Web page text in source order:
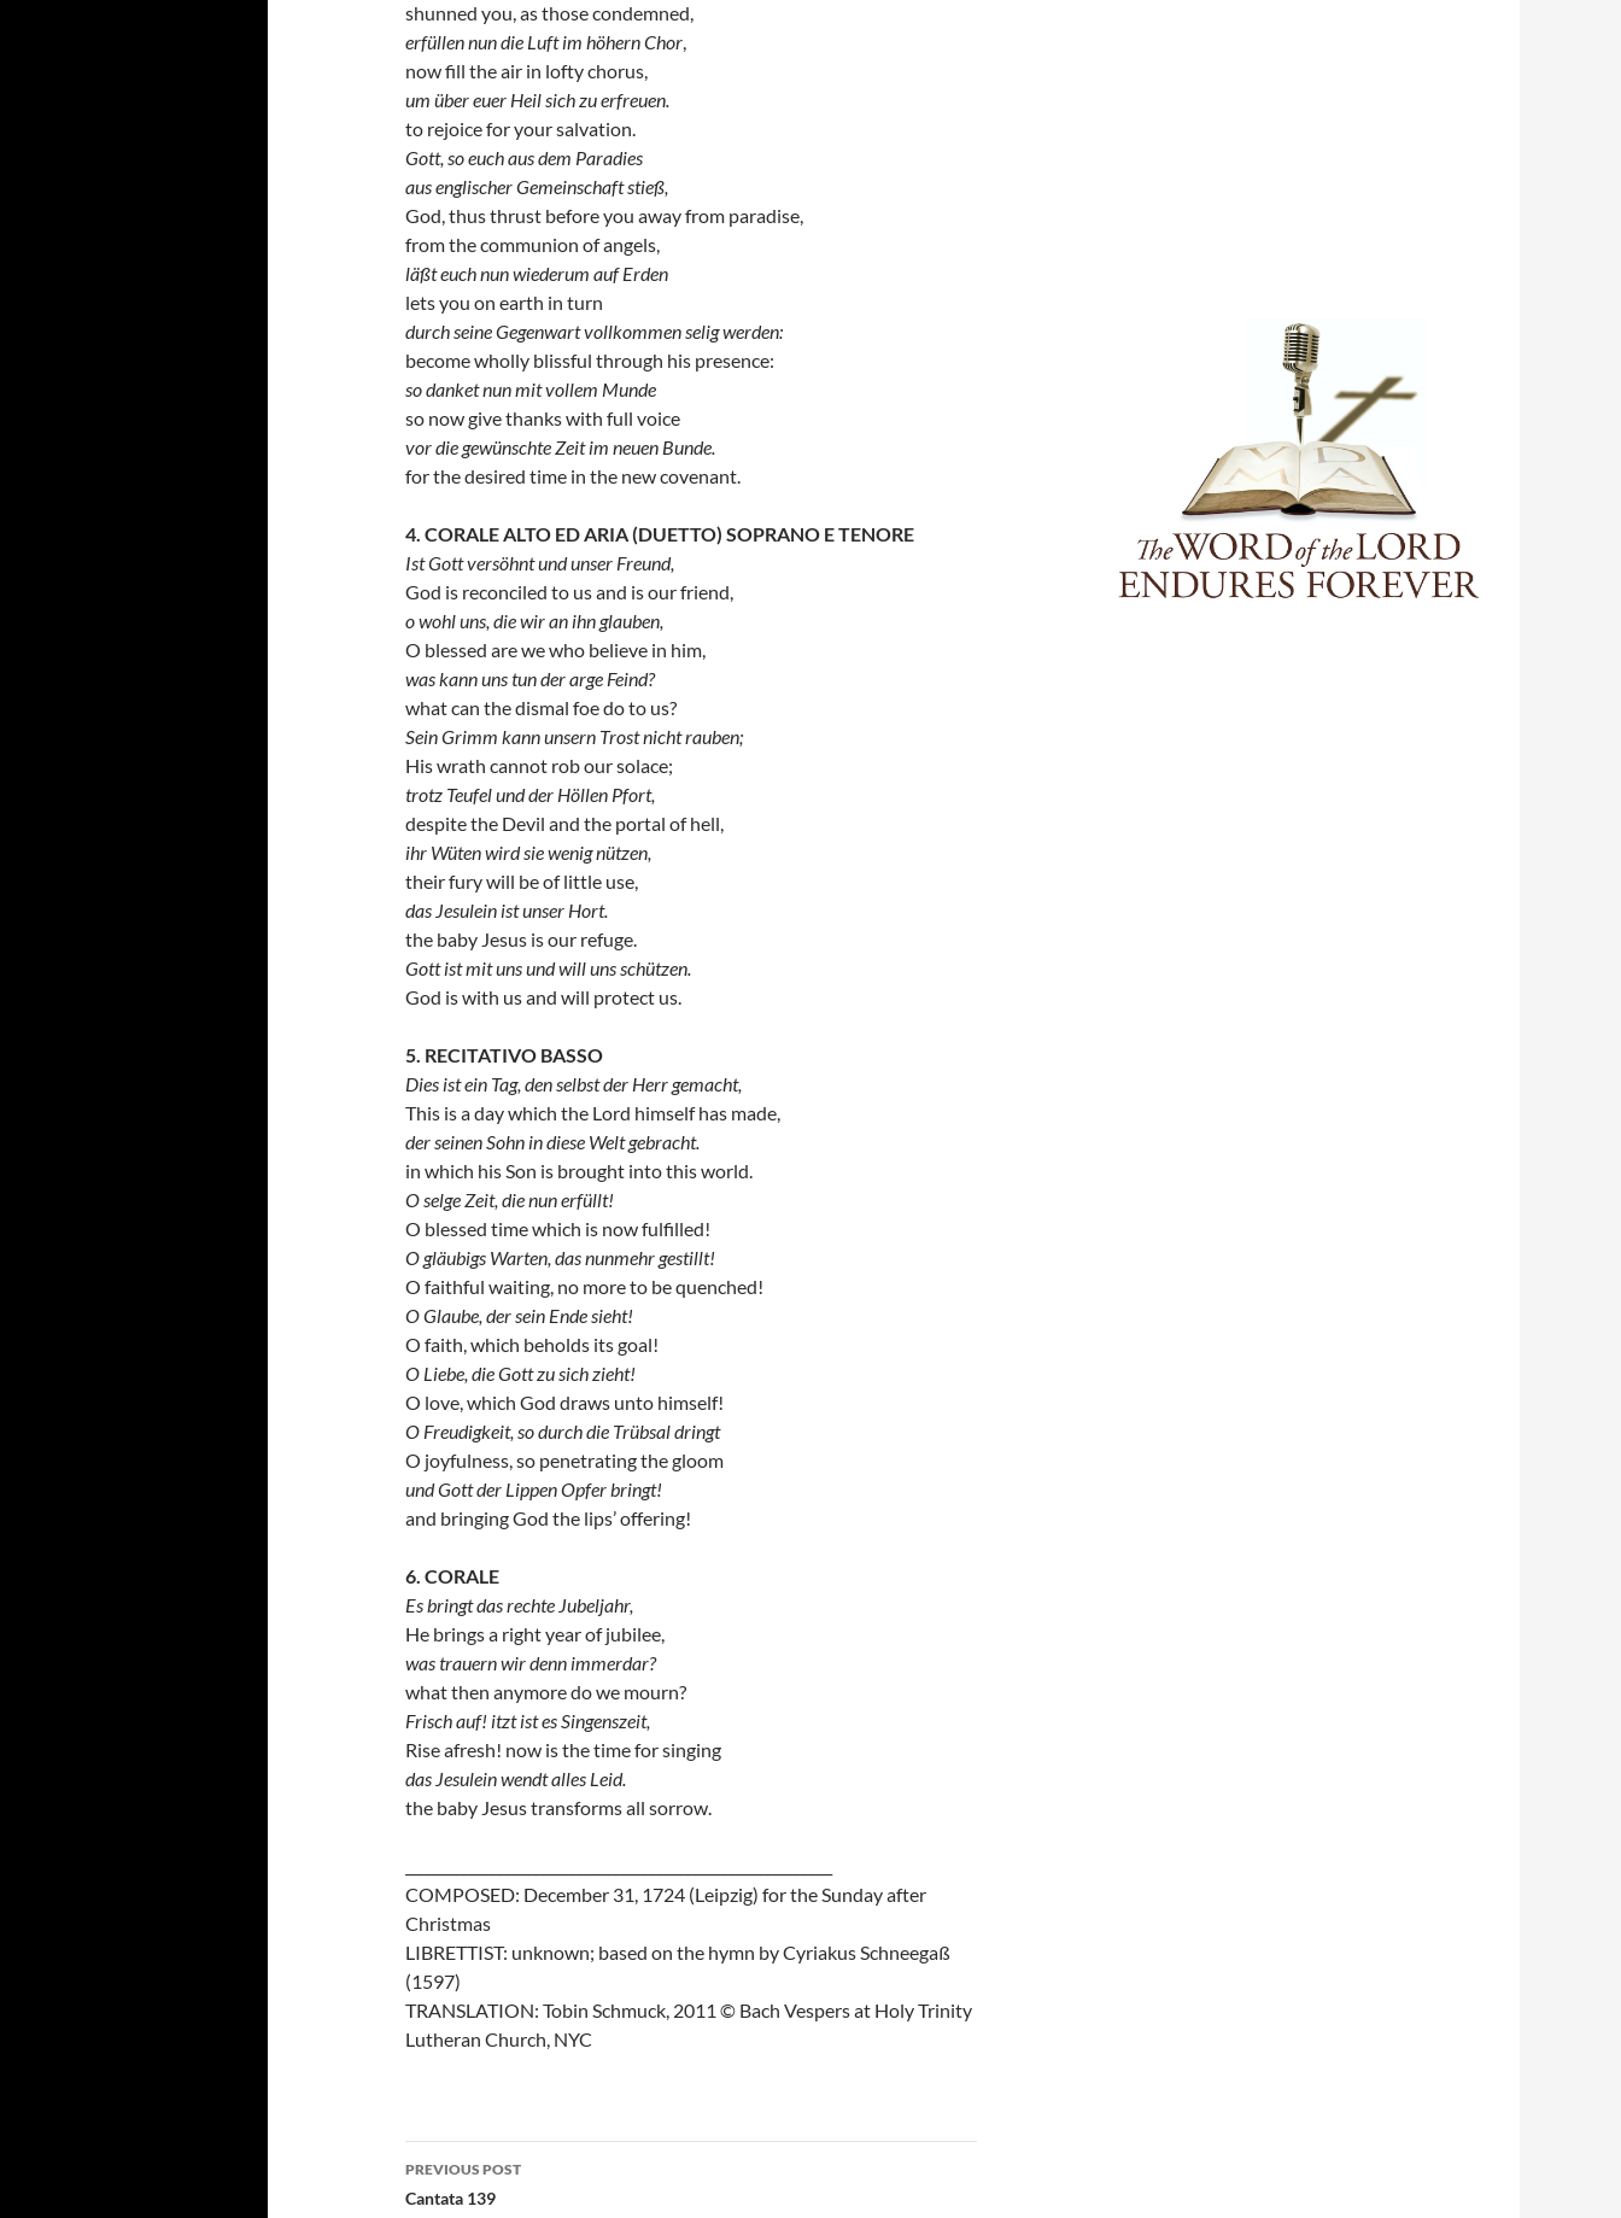
shunned you, as those condemned,
erfüllen nun die Luft im höhern Chor,
now fill the air in lofty chorus,
um über euer Heil sich zu erfreuen.
to rejoice for your salvation.
Gott, so euch aus dem Paradies
aus englischer Gemeinschaft stieß,
God, thus thrust before you away from paradise,
from the communion of angels,
läßt euch nun wiederum auf Erden
lets you on earth in turn
durch seine Gegenwart vollkommen selig werden:
become wholly blissful through his presence:
so danket nun mit vollem Munde
so now give thanks with full voice
vor die gewünschte Zeit im neuen Bunde.
for the desired time in the new covenant.
4. CORALE ALTO ED ARIA (DUETTO) SOPRANO E TENORE
Ist Gott versöhnt und unser Freund,
God is reconciled to us and is our friend,
o wohl uns, die wir an ihn glauben,
O blessed are we who believe in him,
was kann uns tun der arge Feind?
what can the dismal foe do to us?
Sein Grimm kann unsern Trost nicht rauben;
His wrath cannot rob our solace;
trotz Teufel und der Höllen Pfort,
despite the Devil and the portal of hell,
ihr Wüten wird sie wenig nützen,
their fury will be of little use,
das Jesulein ist unser Hort.
the baby Jesus is our refuge.
Gott ist mit uns und will uns schützen.
God is with us and will protect us.
5. RECITATIVO BASSO
Dies ist ein Tag, den selbst der Herr gemacht,
This is a day which the Lord himself has made,
der seinen Sohn in diese Welt gebracht.
in which his Son is brought into this world.
O selge Zeit, die nun erfüllt!
O blessed time which is now fulfilled!
O gläubigs Warten, das nunmehr gestillt!
O faithful waiting, no more to be quenched!
O Glaube, der sein Ende sieht!
O faith, which beholds its goal!
O Liebe, die Gott zu sich zieht!
O love, which God draws unto himself!
O Freudigkeit, so durch die Trübsal dringt
O joyfulness, so penetrating the gloom
und Gott der Lippen Opfer bringt!
and bringing God the lips’ offering!
6. CORALE
Es bringt das rechte Jubeljahr,
He brings a right year of jubilee,
was trauern wir denn immerdar?
what then anymore do we mourn?
Frisch auf! itzt ist es Singenszeit,
Rise afresh! now is the time for singing
das Jesulein wendt alles Leid.
the baby Jesus transforms all sorrow.
COMPOSED: December 31, 1724 (Leipzig) for the Sunday after
Christmas
LIBRETTIST: unknown; based on the hymn by Cyriakus Schneegaß
(1597)
TRANSLATION: Tobin Schmuck, 2011 © Bach Vespers at Holy Trinity
Lutheran Church, NYC
Post
PREVIOUS POST
Cantata 139